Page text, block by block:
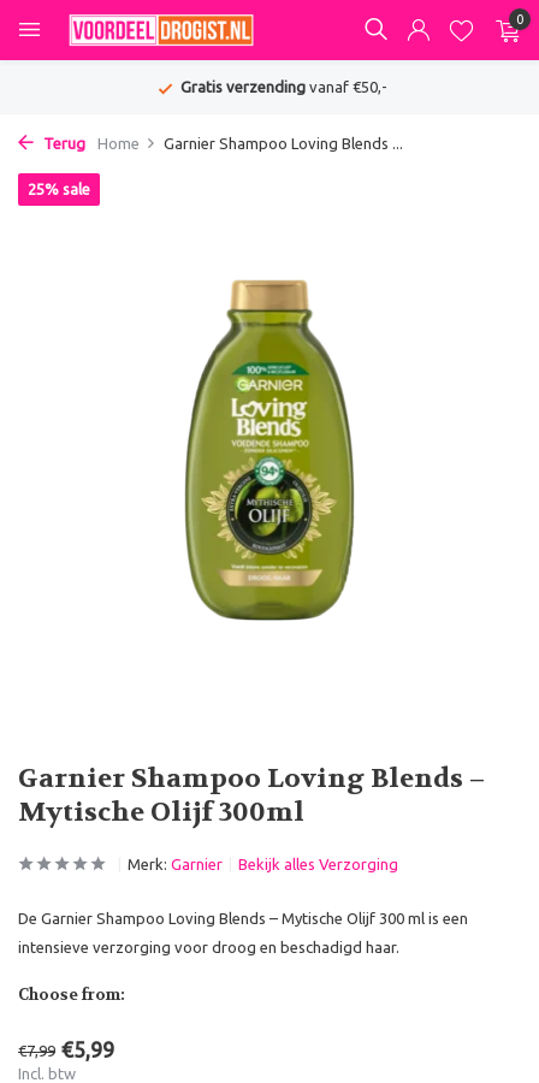
0
Gratis verzendingvanaf €50,-
Terug Home Garnier Shampoo Loving Blends ...
Garnier Shampoo Loving Blends –
Mytische Olijf 300ml
25% sale
Merk: Garnier Bekijk alles Verzorging
De Garnier Shampoo Loving Blends – Mytische Olijf 300 ml is een
intensieve verzorging voor droog en beschadigd haar.
Choose from:
€7,99 €5,99
Incl. btw